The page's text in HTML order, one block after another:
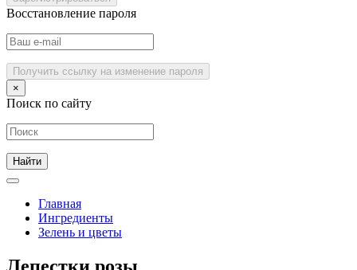
Восстановление пароля
Получить ссылку на изменение пароля
×
Поиск по сайту
Главная
Ингредиенты
Зелень и цветы